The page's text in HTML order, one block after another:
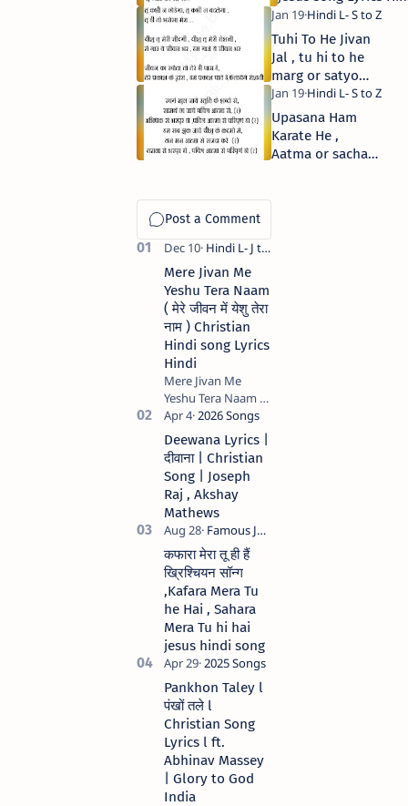
// तू प्यार का सागर ,सागर
दया का तू हे जीसस सॉन्ग
लिरिक्स
Tuhi To He Jivan
Jal , tu hi to he
marg or satyo
Jesus song Lyrics
Hindi // तुहि तो हे
जीवन जल जीसस
सॉन्ग लिरिक्स हिंदी
Upasana Ham
Karate He ,
Aatma or sachayi
Mere Jivan Me
Yeshu Tera Naam
( मेरे जीवन में येशु तेरा
नाम ) Christian
Hindi song Lyrics
Hindi
Mere Jivan Me
Yeshu Tera Naam (
मेरे जीवन में येशु तेरा नाम )
Christian Hindi
song Lyrics Hindi
Anil Kant …
Deewana Lyrics |
दीवाना | Christian
Song | Joseph
Raj , Akshay
Mathews
कफारा मेरा तू ही हैं
ख्रिश्चियन सॉन्ग
,Kafara Mera Tu
he Hai , Sahara
Mera Tu hi hai
jesus hindi song
Pankhon Taley l
पंखों तले l
Christian Song
Lyrics l ft.
Abhinav Massey
| Glory to God
India